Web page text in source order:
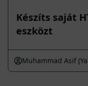
Készíts saját
eszközt
Muhammad Asif